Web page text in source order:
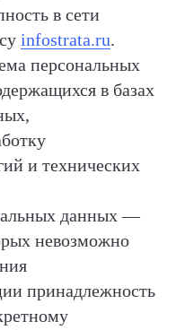
в сети
infostrata.ru.
персональных
в базах
и технических
данных —
невозможно
принадлежность